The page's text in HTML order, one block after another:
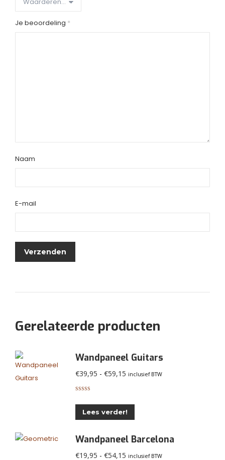
Je beoordeling *
Naam
E-mail
Gerelateerde producten
Wandpaneel Guitars
€39,95 - €59,15 Prijsklasse:
€59,15
inclusief BTW
Lees verder!
heeft
Wandpaneel Barcelona
€19,95 - €54,15 Prijsklasse:
inclusief BTW